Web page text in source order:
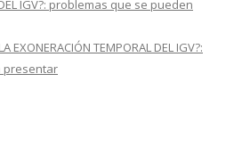
DEL IGV?: problemas que se pueden
EXONERACIÓN TEMPORAL DEL IGV?:
presentar